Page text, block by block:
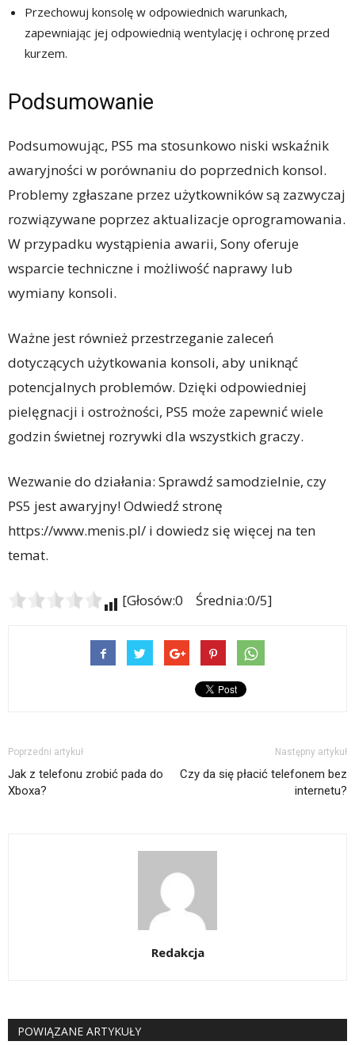
Przechowuj konsolę w odpowiednich warunkach,
zapewniając jej odpowiednią wentylację i ochronę przed
kurzem.
Podsumowanie
Podsumowując, PS5 ma stosunkowo niski wskaźnik
awaryjności w porównaniu do poprzednich konsol.
Problemy zgłaszane przez użytkowników są zazwyczaj
rozwiązywane poprzez aktualizacje oprogramowania.
W przypadku wystąpienia awarii, Sony oferuje
wsparcie techniczne i możliwość naprawy lub
wymiany konsoli.
Ważne jest również przestrzeganie zaleceń
dotyczących użytkowania konsoli, aby uniknąć
potencjalnych problemów. Dzięki odpowiedniej
pielęgnacji i ostrożności, PS5 może zapewnić wiele
godzin świetnej rozrywki dla wszystkich graczy.
Wezwanie do działania: Sprawdź samodzielnie, czy
PS5 jest awaryjny! Odwiedź stronę
https://www.menis.pl/ i dowiedz się więcej na ten
temat.
[Głosów:0 Średnia:0/5]
Poprzedni artykuł
Jak z telefonu zrobić pada do
Xboxa?
Następny artykuł
Czy da się płacić telefonem bez
internetu?
Redakcja
POWIĄZANE ARTYKUŁY